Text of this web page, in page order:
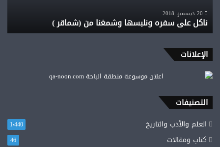
20 ديسمبر، 2018
ناكل على سفره ونلبسها وشمغنا من (شماقر )
الإعلانات
التصنيفات
العلم والأدب والتاريخ 1٬440
كتاب ومقالات 46